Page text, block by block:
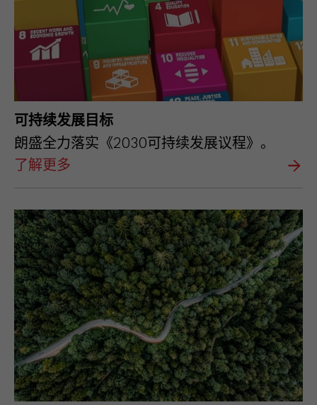
可持续发展目标
朗盛全力落实《2030可持续发展议程》。
了解更多